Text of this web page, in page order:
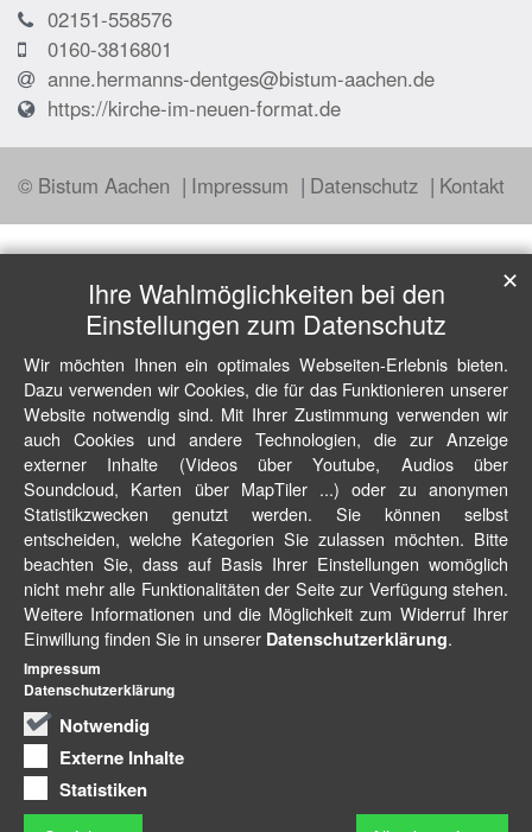
02151-558576
0160-3816801
anne.hermanns-dentges@bistum-aachen.de
https://kirche-im-neuen-format.de
© Bistum Aachen Impressum Datenschutz Kontakt
Ihre Wahlmöglichkeiten bei den
Einstellungen zum Datenschutz
Wir möchten Ihnen ein optimales Webseiten-Erlebnis bieten.
Dazu verwenden wir Cookies, die für das Funktionieren unserer
Website notwendig sind. Mit Ihrer Zustimmung verwenden wir
auch Cookies und andere Technologien, die zur Anzeige
externer Inhalte (Videos über Youtube, Audios über
Soundcloud, Karten über MapTiler ...) oder zu anonymen
Statistikzwecken genutzt werden. Sie können selbst
entscheiden, welche Kategorien Sie zulassen möchten. Bitte
beachten Sie, dass auf Basis Ihrer Einstellungen womöglich
nicht mehr alle Funktionalitäten der Seite zur Verfügung stehen.
Weitere Informationen und die Möglichkeit zum Widerruf Ihrer
Einwillung finden Sie in unserer Datenschutzerklärung.
Notwendig
Externe Inhalte
Statistiken
✕
Impressum
Datenschutzerklärung